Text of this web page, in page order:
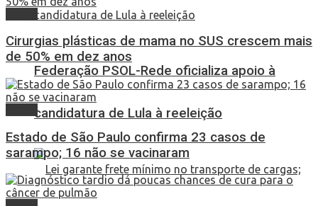
Federação PSOL-Rede oficializa apoio à
candidatura de Lula à reeleição
Cirurgias plásticas de mama no SUS crescem mais
de 50% em dez anos
Estado de São Paulo confirma 23 casos de
sarampo; 16 não se vacinaram